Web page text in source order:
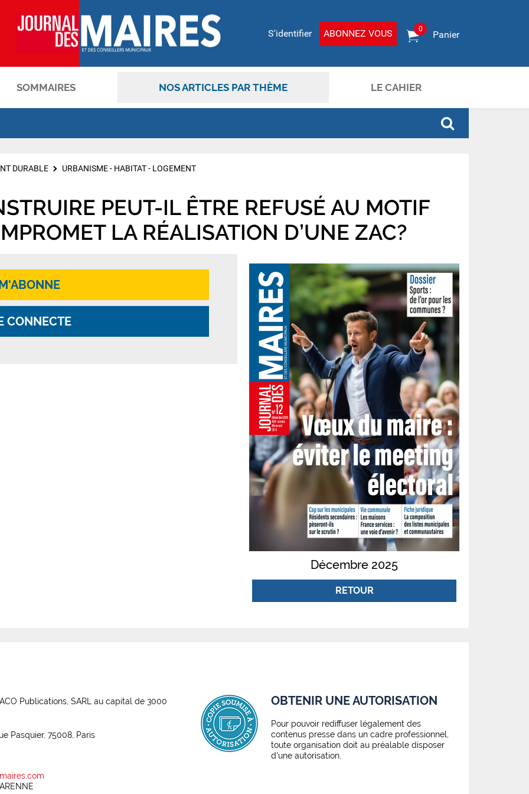
S'identifier ABONNEZ VOUS Panier
0
SOMMAIRES NOS ARTICLES PAR THÈME LE CAHIER
DURABLE URBANISME - HABITAT - LOGEMENT
PEUT-IL ÊTRE REFUSÉ AU MOTIF
LA RÉALISATION D’UNE ZAC?
CONNECTE
Décembre 2025
RETOUR
Publications, SARL au capital de 3000
Pasquier, 75008, Paris
OBTENIR UNE AUTORISATION
Pour pouvoir rediffuser légalement des
contenus presse dans un cadre professionnel,
toute organisation doit au préalable disposer
d'une autorisation.